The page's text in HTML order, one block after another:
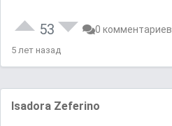
53 0 комментариев
5 лет назад
Isadora Zeferino